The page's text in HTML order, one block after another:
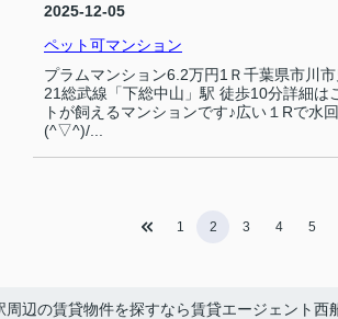
2025-12-05
ペット可マンション
プラムマンション6.2万円1Ｒ千葉県市川
21総武線「下総中山」駅 徒歩10分詳細は
トが飼えるマンションです♪広い１Rで水
(^▽^)/...
1 2 3 4 5
周辺の賃貸物件を探すなら賃貸エージェント西